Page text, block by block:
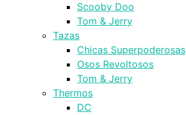
Scooby Doo
Tom & Jerry
Tazas
Chicas Superpoderosas
Osos Revoltosos
Tom & Jerry
Thermos
DC